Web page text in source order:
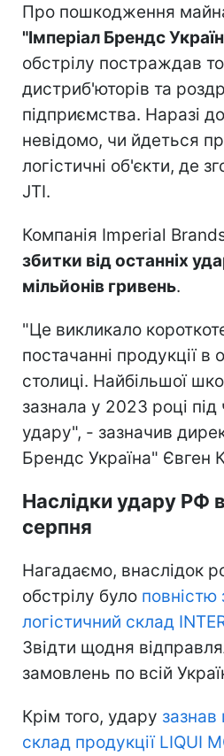
Про пошкодження
"Імперіал Брендс
обстрілу постраждав
дистриб'юторів та
підприємства. Наразі
невідомо, чи йдеться
логістичні об'єкти, де
JTI.
Компанія Imperial
збитки від останніх
мільйонів гривень.
"Це викликало
постачанні продукції в
столиці. Найбільшої
зазнала у 2023 році
удару", - зазначив
Брендс Україна" Євген
Наслідки удару РФ
серпня
Нагадаємо, внаслідок
обстрілу було повністю
логістичний склад
Звідти щодня
замовлень по всій
Крім того, удару зазнав
склад продукції LIQUI